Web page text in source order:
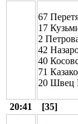
67
17
2
42
40
71
20 Швец
20:41 [35]